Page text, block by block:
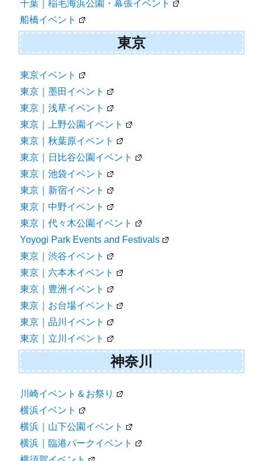
千葉｜稲毛海浜公園・幕張イベント
船橋イベント
東京
東京イベント
東京｜墨田イベント
東京｜浅草イベント
東京｜上野公園イベント
東京｜秋葉原イベント
東京｜日比谷公園イベント
東京｜池袋イベント
東京｜新宿イベント
東京｜中野イベント
東京｜代々木公園イベント
Yoyogi Park Events and Festivals
東京｜渋谷イベント
東京｜六本木イベント
東京｜豊洲イベント
東京｜お台場イベント
東京｜品川イベント
東京｜立川イベント
神奈川
川崎イベント＆お祭り
横浜イベント
横浜｜山下公園イベント
横浜｜臨港パークイベント